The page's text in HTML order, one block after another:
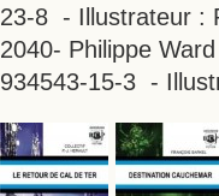
23-8 - Illustrateur :
2040- Philippe
934543-15-3 -